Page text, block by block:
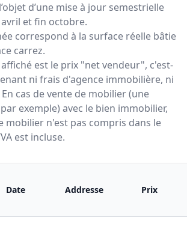
d’une mise à jour semestrielle
avril et fin octobre.
correspond à la surface réelle bâtie
carrez.
est le prix "net vendeur", c'est-
ni frais d'agence immobilière, ni
cas de vente de mobilier (une
exemple) avec le bien immobilier,
mobilier n'est pas compris dans le
est incluse.
Date Addresse Prix